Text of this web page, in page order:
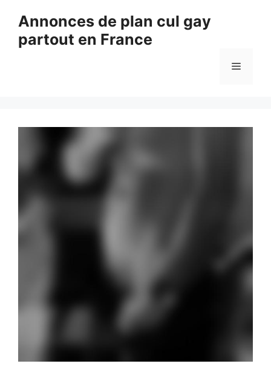
contenu
Annonces de plan cul gay
partout en France
Menu